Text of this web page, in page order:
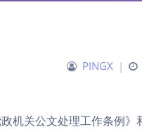
PINGX |
机关公文处理工作条例